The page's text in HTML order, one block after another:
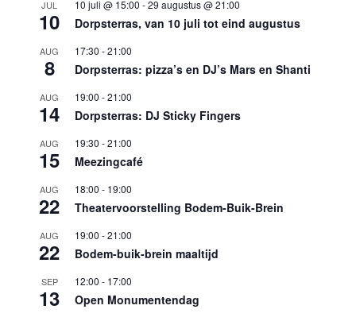
JUL
10
10 juli @ 15:00 -29 augustus @ 21:00
Dorpsterras, van 10 juli tot eind augustus
AUG
8
17:30 -21:00
Dorpsterras: pizza’s en DJ’s Mars en Shanti
AUG
14
19:00 -21:00
Dorpsterras: DJ Sticky Fingers
AUG
15
19:30 -21:00
Meezingcafé
AUG
22
18:00 - 19:00
Theatervoorstelling Bodem-Buik-Brein
AUG
22
19:00 -21:00
Bodem-buik-brein maaltijd
SEP
13
12:00 - 17:00
Open Monumentendag